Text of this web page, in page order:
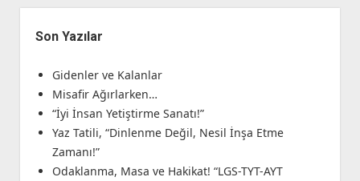
Son Yazılar
Gidenler ve Kalanlar
Misafir Ağırlarken…
“İyi İnsan Yetiştirme Sanatı!”
Yaz Tatili, “Dinlenme Değil, Nesil İnşa Etme
Zamanı!”
Odaklanma, Masa ve Hakikat! “LGS-TYT-AYT